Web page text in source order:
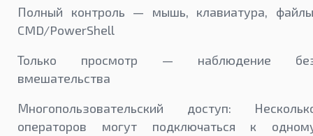
Полный контроль — мышь, клавиатура,
CMD/PowerShell
Только просмотр — наблюдение
вмешательства
Многопользовательский доступ:
операторов могут подключаться к